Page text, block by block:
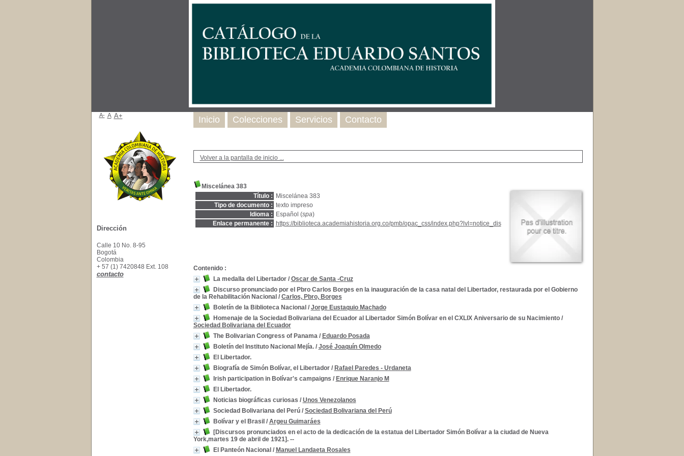
Volver a la pantalla de inicio ...
Miscelánea 383
Título :
Miscelánea 383
Tipo de documento : texto impreso
Idioma :
Español (spa)
Enlace permanente :
https://biblioteca.academiahistoria.org.co/pmb/opac_css/index.php?lvl=notice_dis
Contenido :
La medalla del Libertador / Oscar de Santa -Cruz
Discurso pronunciado por el Pbro Carlos Borges en la inauguración de la casa natal del Libertador, restaurada por el Gobierno
de la Rehabilitación Nacional / Carlos, Pbro, Borges
Boletín de la Biblioteca Nacional / Jorge Eustaquio Machado
Homenaje de la Sociedad Bolivariana del Ecuador al Libertador Simón Bolívar en el CXLIX Aniversario de su Nacimiento /
Sociedad Bolivariana del Ecuador
The Bolivarian Congress of Panama/ Eduardo Posada
Boletín del Instituto Nacional Mejía./ José Joaquín Olmedo
El Libertador.
Biografía de Simón Bolívar, el Libertador/ Rafael Paredes - Urdaneta
Irish participation in Bolívar's campaigns / Enrique Naranjo M
El Libertador.
Noticias biográficas curiosas / Unos Venezolanos
Sociedad Bolivariana del Perú / Sociedad Bolivariana del Perú
Bolívar y el Brasil / Argeu Guimaráes
[Discursos pronunciados en el acto de la dedicación de la estatua del Libertador Simón Bolívar a la ciudad de Nueva
York,martes 19 de abril de 1921]. --
El Panteón Nacional / Manuel Landaeta Rosales
Inicio Colecciones Servicios Contacto
A- A A+
Dirección
Calle 10 No. 8-95
Bogotá
Colombia
+ 57 (1) 7420848 Ext. 108
contacto